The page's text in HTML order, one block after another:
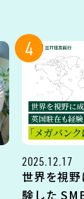
4
2025.12.17
世界を視
験した